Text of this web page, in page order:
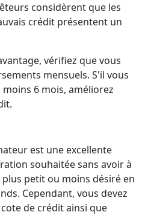
considèrent que les
crédit présentent un
vérifiez que vous
mensuels. S'il vous
6 mois, améliorez
est une excellente
souhaitée sans avoir à
petit ou moins désiré en
Cependant, vous devez
de crédit ainsi que